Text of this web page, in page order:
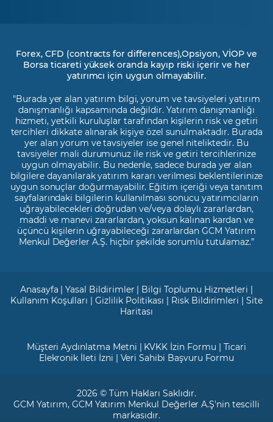
Forex, CFD (contracts for differences),Opsiyon, VİOP ve
Borsa ticareti yüksek oranda kayıp riski içerir ve her
yatırımcı için uygun olmayabilir.
"Burada yer alan yatırım bilgi, yorum ve tavsiyeleri yatırım
danışmanlığı kapsamında değildir. Yatırım danışmanlığı
hizmeti, yetkili kuruluşlar tarafından kişilerin risk ve getiri
tercihleri dikkate alınarak kişiye özel sunulmaktadır. Burada
yer alan yorum ve tavsiyeler ise genel niteliktedir. Bu
tavsiyeler mali durumunuz ile risk ve getiri tercihlerinize
uygun olmayabilir. Bu nedenle, sadece burada yer alan
bilgilere dayanılarak yatırım kararı verilmesi beklentilerinize
uygun sonuçlar doğurmayabilir. Eğitim içeriği veya tanıtım
sayfalarındaki bilgilerin kullanılması sonucu yatırımcıların
uğrayabilecekleri doğrudan ve/veya dolaylı zararlardan,
maddi ve manevi zararlardan, yoksun kalınan kardan ve
üçüncü kişilerin uğrayabileceği zararlardan GCM Yatırım
Menkul Değerler A.Ş. hiçbir şekilde sorumlu tutulamaz.”
Anasayfa |Yasal Bildirimler | Bilgi Toplumu Hizmetleri |
Kullanım Koşulları |Gizlilik Politikası | Risk Bildirimleri |Site
Haritası
Müşteri Aydınlatma Metni | KVKK İzin Formu | Ticari
Elekronik İleti İzni | Veri Sahibi Başvuru Formu
2026 © Tüm Hakları Saklıdır.
GCM Yatırım, GCM Yatırım Menkul Değerler A.Ş'nin tescilli
markasıdır.